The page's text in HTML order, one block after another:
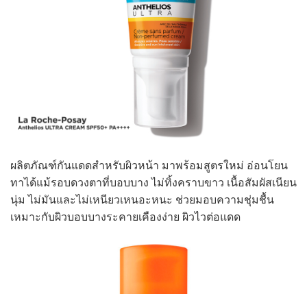
ผลิตภัณฑ์กันแดดสำหรับผิวหน้า มาพร้อมสูตรใหม่ อ่อนโยน
ทาได้แม้รอบดวงตาที่บอบบาง ไม่ทิ้งคราบขาว เนื้อสัมผัสเนียน
นุ่ม ไม่มันและไม่เหนียวเหนอะหนะ ช่วยมอบความชุ่มชื้น
เหมาะกับผิวบอบบางระคายเคืองง่าย ผิวไวต่อแดด